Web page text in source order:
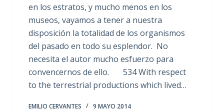
en los estratos, y mucho menos en los
museos, vayamos a tener a nuestra
disposición la totalidad de los organismos
del pasado en todo su esplendor. No
necesita el autor mucho esfuerzo para
convencernos de ello. 534 With respect
to the terrestrial productions which lived…
EMILIO CERVANTES 9 MAYO 2014